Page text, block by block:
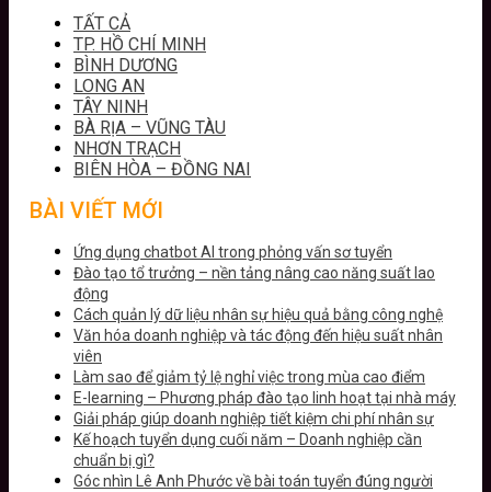
TẤT CẢ
TP. HỒ CHÍ MINH
BÌNH DƯƠNG
LONG AN
TÂY NINH
BÀ RỊA – VŨNG TÀU
NHƠN TRẠCH
BIÊN HÒA – ĐỒNG NAI
BÀI VIẾT MỚI
Ứng dụng chatbot AI trong phỏng vấn sơ tuyển
Đào tạo tổ trưởng – nền tảng nâng cao năng suất lao
động
Cách quản lý dữ liệu nhân sự hiệu quả bằng công nghệ
Văn hóa doanh nghiệp và tác động đến hiệu suất nhân
viên
Làm sao để giảm tỷ lệ nghỉ việc trong mùa cao điểm
E-learning – Phương pháp đào tạo linh hoạt tại nhà máy
Giải pháp giúp doanh nghiệp tiết kiệm chi phí nhân sự
Kế hoạch tuyển dụng cuối năm – Doanh nghiệp cần
chuẩn bị gì?
Góc nhìn Lê Anh Phước về bài toán tuyển đúng người